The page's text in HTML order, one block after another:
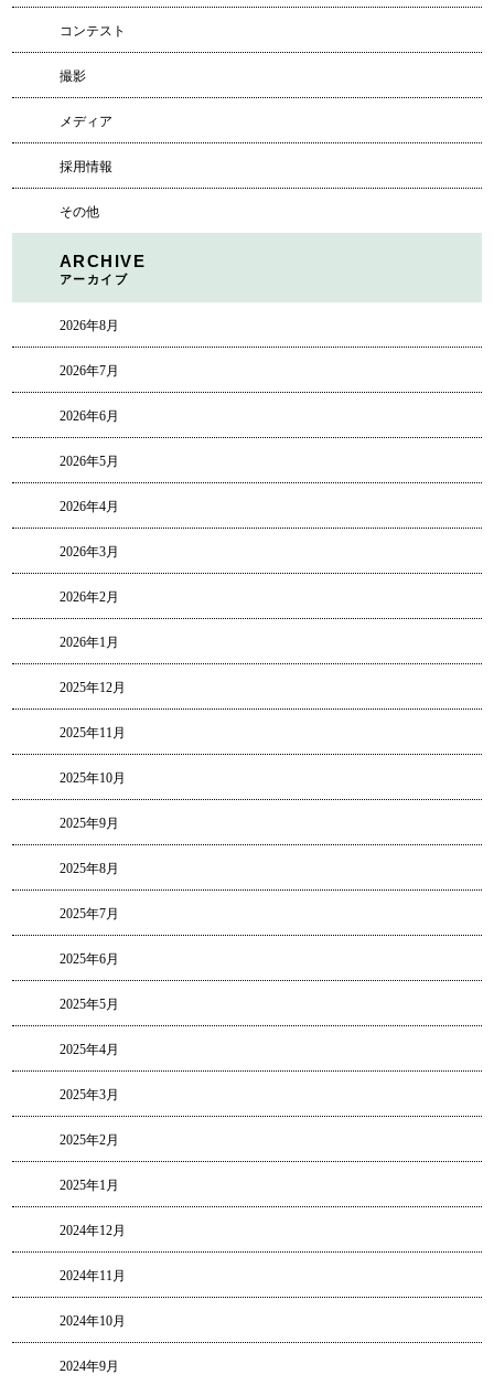
コンテスト
撮影
メディア
採用情報
その他
ARCHIVE
アーカイブ
2026年8月
2026年7月
2026年6月
2026年5月
2026年4月
2026年3月
2026年2月
2026年1月
2025年12月
2025年11月
2025年10月
2025年9月
2025年8月
2025年7月
2025年6月
2025年5月
2025年4月
2025年3月
2025年2月
2025年1月
2024年12月
2024年11月
2024年10月
2024年9月